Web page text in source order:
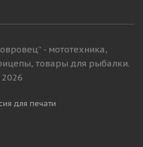
- мототехника,
товары для рыбалки.
2026
для печати